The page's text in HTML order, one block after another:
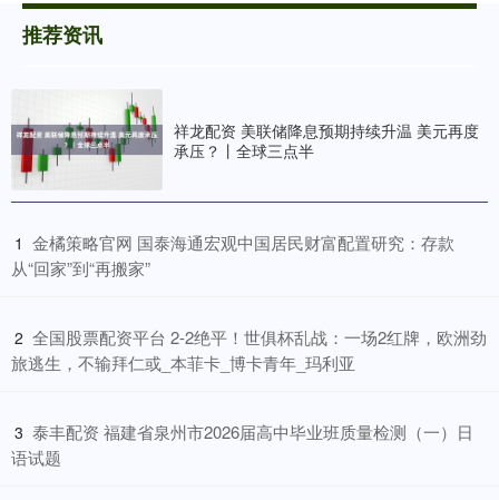
推荐资讯
祥龙配资 美联储降息预期持续升温 美元再度
承压？丨全球三点半
1 ​金橘策略官网 国泰海通宏观中国居民财富配置研究：存款
从“回家”到“再搬家”
2 ​全国股票配资平台 2-2绝平！世俱杯乱战：一场2红牌，欧洲劲
旅逃生，不输拜仁或_本菲卡_博卡青年_玛利亚
3 ​泰丰配资 福建省泉州市2026届高中毕业班质量检测（一）日
语试题